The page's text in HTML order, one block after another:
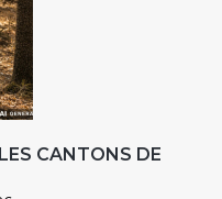
CANTONS DE